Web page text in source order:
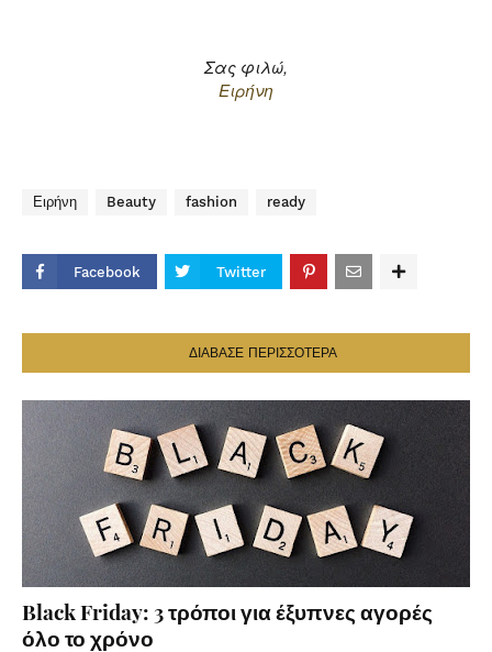
Σας φιλώ,
Ειρήνη
Ειρήνη Beauty fashion ready
Facebook Twitter
ΔΙΑΒΑΣΕ ΠΕΡΙΣΣΟΤΕΡΑ
Black Friday: 3 τρόποι για έξυπνες αγορές
όλο το χρόνο